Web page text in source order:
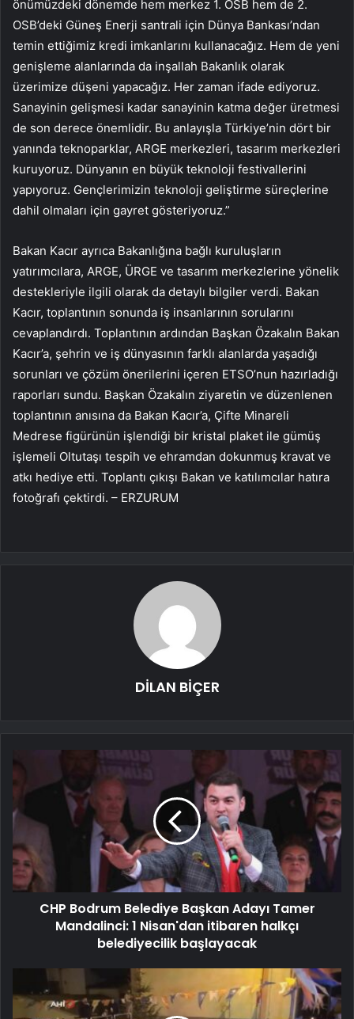
önümüzdeki dönemde hem merkez 1. OSB hem de 2.
OSB’deki Güneş Enerji santrali için Dünya Bankası’ndan
temin ettiğimiz kredi imkanlarını kullanacağız. Hem de yeni
genişleme alanlarında da inşallah Bakanlık olarak
üzerimize düşeni yapacağız. Her zaman ifade ediyoruz.
Sanayinin gelişmesi kadar sanayinin katma değer üretmesi
de son derece önemlidir. Bu anlayışla Türkiye’nin dört bir
yanında teknoparklar, ARGE merkezleri, tasarım merkezleri
kuruyoruz. Dünyanın en büyük teknoloji festivallerini
yapıyoruz. Gençlerimizin teknoloji geliştirme süreçlerine
dahil olmaları için gayret gösteriyoruz.”
Bakan Kacır ayrıca Bakanlığına bağlı kuruluşların
yatırımcılara, ARGE, ÜRGE ve tasarım merkezlerine yönelik
destekleriyle ilgili olarak da detaylı bilgiler verdi. Bakan
Kacır, toplantının sonunda iş insanlarının sorularını
cevaplandırdı. Toplantının ardından Başkan Özakalın Bakan
Kacır’a, şehrin ve iş dünyasının farklı alanlarda yaşadığı
sorunları ve çözüm önerilerini içeren ETSO’nun hazırladığı
raporları sundu. Başkan Özakalın ziyaretin ve düzenlenen
toplantının anısına da Bakan Kacır’a, Çifte Minareli
Medrese figürünün işlendiği bir kristal plaket ile gümüş
işlemeli Oltutaşı tespih ve ehramdan dokunmuş kravat ve
atkı hediye etti. Toplantı çıkışı Bakan ve katılımcılar hatıra
fotoğrafı çektirdi. – ERZURUM
DİLAN BİÇER
CHP Bodrum Belediye Başkan Adayı Tamer
Mandalinci: 1 Nisan'dan itibaren halkçı
belediyecilik başlayacak